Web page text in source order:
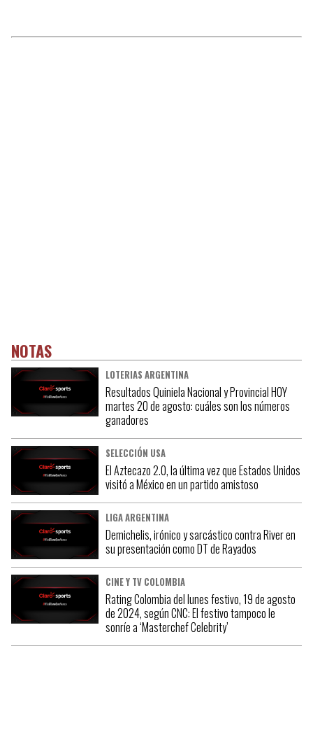
NOTAS
LOTERIAS ARGENTINA
Resultados Quiniela Nacional y Provincial HOY
martes 20 de agosto: cuáles son los números
ganadores
SELECCIÓN USA
El Aztecazo 2.0, la última vez que Estados Unidos
visitó a México en un partido amistoso
LIGA ARGENTINA
Demichelis, irónico y sarcástico contra River en
su presentación como DT de Rayados
CINE Y TV COLOMBIA
Rating Colombia del lunes festivo, 19 de agosto
de 2024, según CNC: El festivo tampoco le
sonríe a ‘Masterchef Celebrity’